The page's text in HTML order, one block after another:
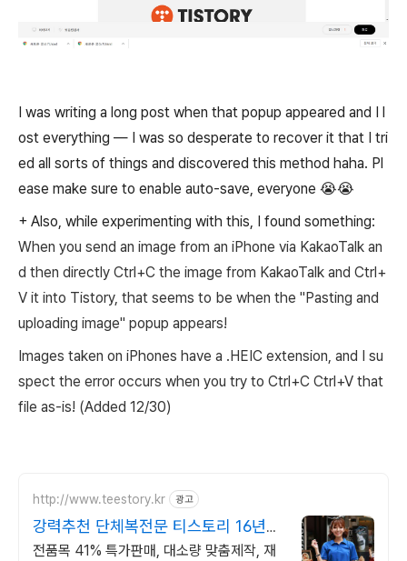
I was writing a long post when that popup appeared and I l
ost everything — I was so desperate to recover it that I tri
ed all sorts of things and discovered this method haha. Pl
ease make sure to enable auto-save, everyone 😭😭
+ Also, while experimenting with this, I found something:
When you send an image from an iPhone via KakaoTalk an
d then directly Ctrl+C the image from KakaoTalk and Ctrl+
V it into Tistory, that seems to be when the "Pasting and
uploading image" popup appears!
Images taken on iPhones have a .HEIC extension, and I su
spect the error occurs when you try to Ctrl+C Ctrl+V that
file as-is! (Added 12/30)
http://www.teestory.kr 광고
강력추천 단체복전문 티스토리 16년
전통의 전문업체
전품목 41% 특가판매, 대소량 맞춤제작, 재